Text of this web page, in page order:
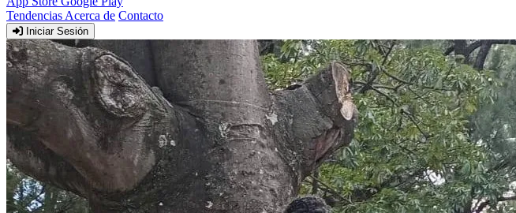
Tendencias Acerca de Contacto
Iniciar Sesión